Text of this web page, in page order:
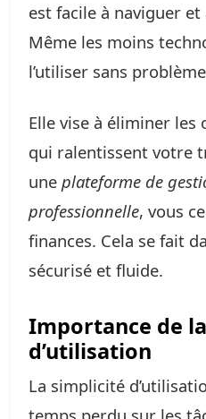
est facile à naviguer et
Même les moins
l’utiliser sans
Elle vise à éliminer les
qui ralentissent votre
une plateforme de
professionnelle, vous
finances. Cela se fait
sécurisé et fluide.
Importance de
d’utilisation
La simplicité